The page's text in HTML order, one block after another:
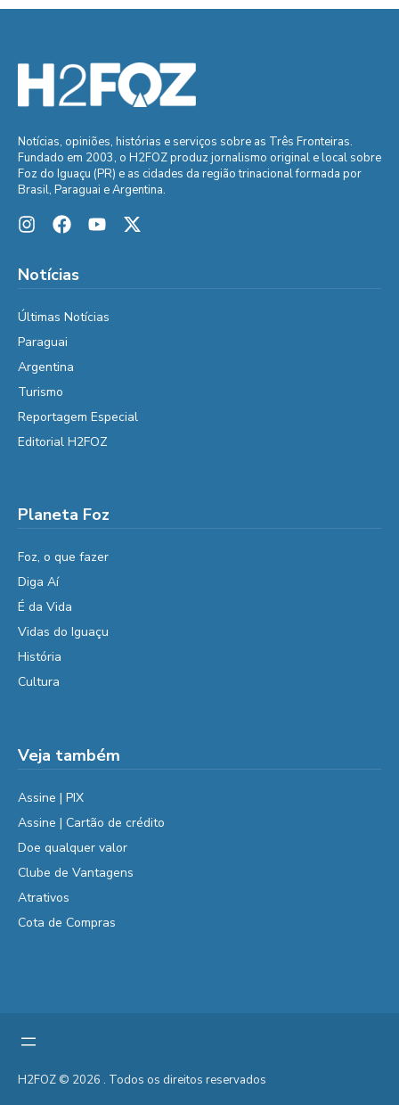
Notícias, opiniões, histórias e serviços sobre as Três Fronteiras.
Fundado em 2003, o H2FOZ produz jornalismo original e local sobre
Foz do Iguaçu (PR) e as cidades da região trinacional formada por
Brasil, Paraguai e Argentina.
Notícias
Últimas Notícias
Paraguai
Argentina
Turismo
Reportagem Especial
Editorial H2FOZ
Planeta Foz
Foz, o que fazer
Diga Aí
É da Vida
Vidas do Iguaçu
História
Cultura
Veja também
Assine | PIX
Assine | Cartão de crédito
Doe qualquer valor
Clube de Vantagens
Atrativos
Cota de Compras
H2FOZ © 2026 . Todos os direitos reservados